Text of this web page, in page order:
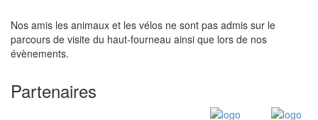
Nos amis les animaux et les vélos ne sont pas admis sur le
parcours de visite du haut-fourneau ainsi que lors de nos
évènements.
Partenaires